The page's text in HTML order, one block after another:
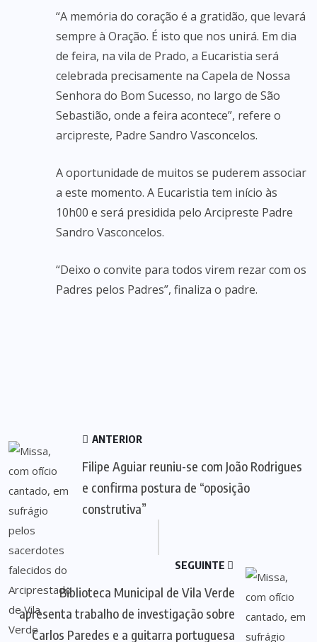
“A memória do coração é a gratidão, que levará
sempre à Oração. É isto que nos unirá. Em dia
de feira, na vila de Prado, a Eucaristia será
celebrada precisamente na Capela de Nossa
Senhora do Bom Sucesso, no largo de São
Sebastião, onde a feira acontece”, refere o
arcipreste, Padre Sandro Vasconcelos.
A oportunidade de muitos se puderem associar
a este momento. A Eucaristia tem início às
10h00 e será presidida pelo Arcipreste Padre
Sandro Vasconcelos.
“Deixo o convite para todos virem rezar com os
Padres pelos Padres”, finaliza o padre.
ANTERIOR
Filipe Aguiar reuniu-se com João Rodrigues
e confirma postura de “oposição
construtiva”
SEGUINTE
Biblioteca Municipal de Vila Verde
apresenta trabalho de investigação sobre
Carlos Paredes e a guitarra portuguesa